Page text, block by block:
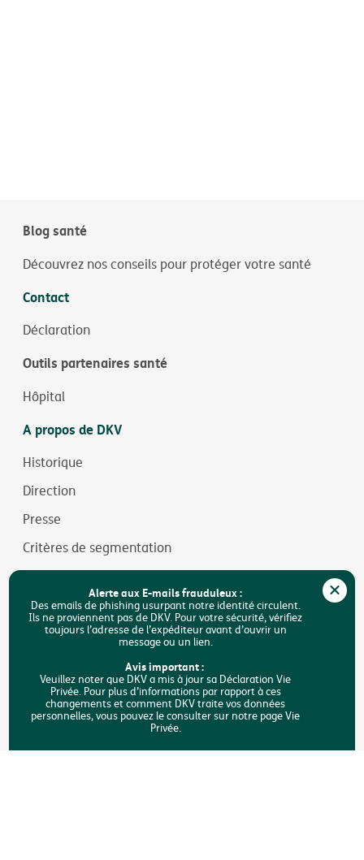
Blog santé
Découvrez nos conseils pour protéger votre santé
Contact
Déclaration
Outils partenaires santé
Hôpital
A propos de DKV
Historique
Direction
Presse
Critères de segmentation
Jobs
Durabilité
Accessibilité
Rechercher
Alerte aux E-mails frauduleux :
Des emails de phishing usurpant notre identité circulent.
Ils ne proviennent pas de DKV. Pour votre sécurité, vérifiez
toujours l’adresse de l’expéditeur avant d’ouvrir un
message ou un lien.
Avis important :
Veuillez noter que DKV a mis à jour sa Déclaration Vie
Privée. Pour plus d’informations par rapport à ces
changements et comment DKV traite vos données
personnelles, vous pouvez le consulter sur notre page Vie
Privée.